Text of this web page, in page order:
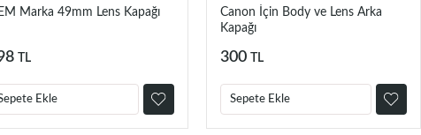
Marka 49mm Lens Kapağı
TL
Ekle
Canon İçin Body ve Lens Arka
Kapağı
300 TL
Sepete Ekle